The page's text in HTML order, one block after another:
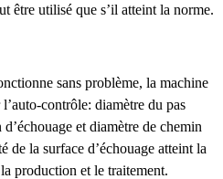
être utilisé que s’il atteint la norme.
sans problème, la machine
contrôle: diamètre du pas
et diamètre de chemin
de la surface d’échouage atteint la
production et le traitement.